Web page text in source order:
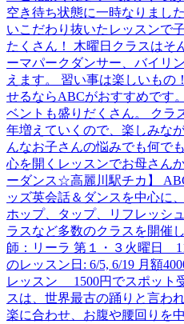
空き待ち状態に一時なりまし
いこだわり抜いたレッスンで
たくさん！ 木曜日クラスはそ
ーマパークダンサー、バイリ
えます。 習い事は楽しいもの
せるならABCがおすすめです
ベントも盛りだくさん。 クラ
年増えていくので、楽しみな
んなお子さんの悩みでも何で
心を開くレッスンでお母さん
ーダンス☆高麗川駅チカ】
ッズ英会話＆ダンスを中心に
ホップ、タップ、リフレッシ
ラスなど多数のクラスを開催
師：リーラ 第１・３火曜日
のレッスン日: 6/5, 6/19 月額
レッスン 1500円でスポット
スは、世界最古の踊りと言わ
楽に合わせ、お腹や腰回りを